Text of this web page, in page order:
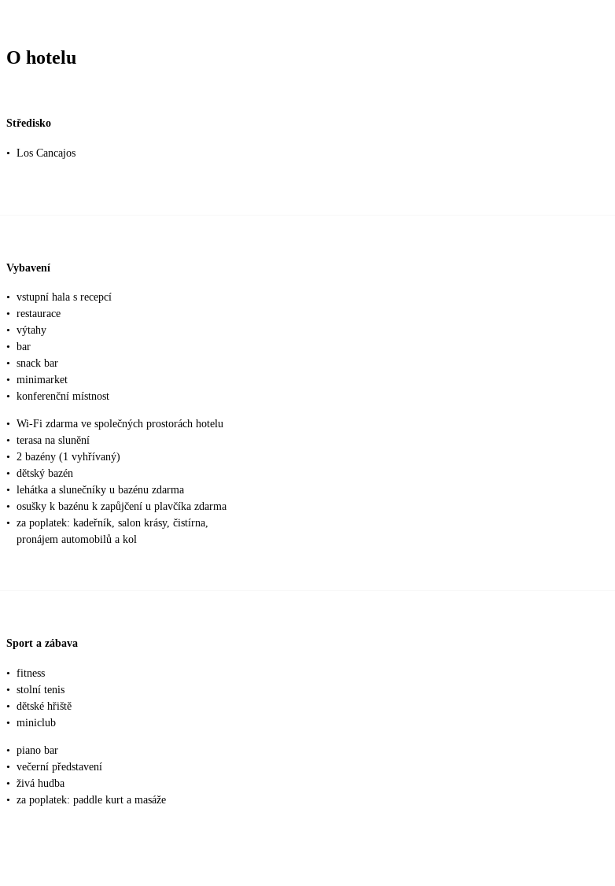
O hotelu
Středisko
• Los Cancajos
Vybavení
• vstupní hala s recepcí
• restaurace
• výtahy
• bar
• snack bar
• minimarket
• konferenční místnost
• Wi-Fi zdarma ve společných prostorách hotelu
• terasa na slunění
• 2 bazény (1 vyhřívaný)
• dětský bazén
• lehátka a slunečníky u bazénu zdarma
• osušky k bazénu k zapůjčení u plavčíka zdarma
• za poplatek: kadeřník, salon krásy, čistírna,
pronájem automobilů a kol
Sport a zábava
• fitness
• stolní tenis
• dětské hřiště
• miniclub
• piano bar
• večerní představení
• živá hudba
• za poplatek: paddle kurt a masáže